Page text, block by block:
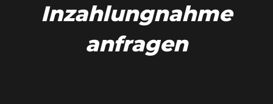
Inzahlungnahme
anfragen